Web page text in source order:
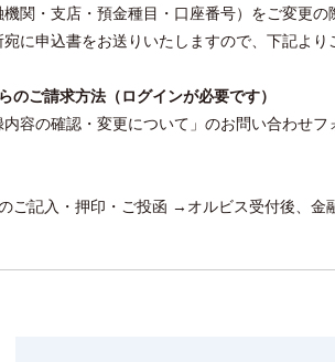
関・支店・預金種目・口座番号）をご変更
に申込書をお送りいたしますので、下記より
のご請求方法（ログインが必要です）
容の確認・変更について」のお問い合わせ
ご記入・押印・ご投函 →オルビス受付後、金